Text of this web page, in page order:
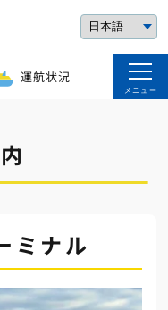
運航状況
メニュー
ミナル